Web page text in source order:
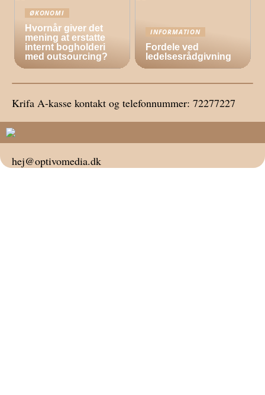
ØKONOMI
Hvornår giver det
mening at erstatte
internt bogholderi
med outsourcing?
INFORMATION
Fordele ved
ledelsesrådgivning
Krifa A-kasse kontakt og telefonnummer: 72277227
hej@optivomedia.dk